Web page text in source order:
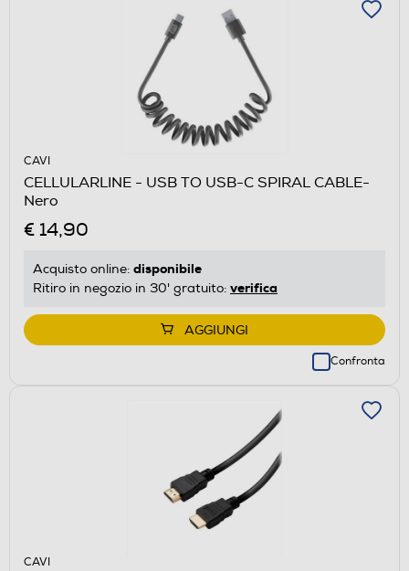
CAVI
CELLULARLINE - USB TO USB-C SPIRAL CABLE-
Nero
€ 14,90
Acquisto online: disponibile
Ritiro in negozio in 30' gratuito: verifica
AGGIUNGI
Confronta
CAVI